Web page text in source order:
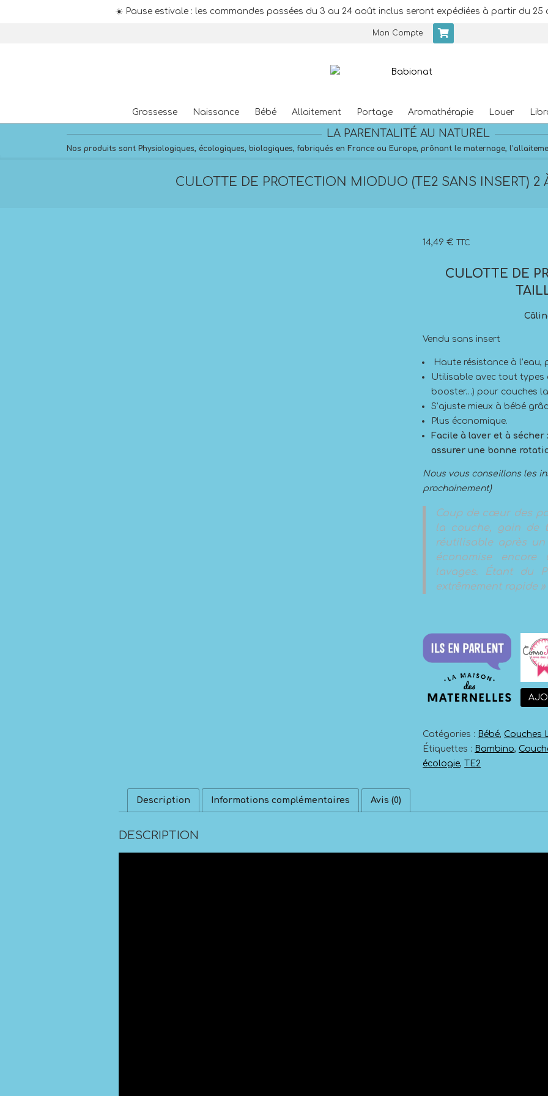
☀️ Pause estivale : les commandes passées du 3 au 24 août inclus seront expédiées à partir du 25
Mon Compte
Primary
Navigation
Menu
Grossesse Naissance Bébé Allaitement Portage Aromathérapie Louer
LA PARENTALITÉ AU NATUREL
Nos produits sont Physiologiques, écologiques, biologiques, fabriqués en France ou Europe, prônant le maternage,
CULOTTE DE PROTECTION MIODUO (TE2 SANS INSERT) 2
14,49€ TTC
CULOTTE DE
Vendu sans insert
Haute résistance à l’eau,
Utilisable avec tout types
booster…) pour couches
S’ajuste mieux à bébé
Plus économique.
Facile à laver et à
assurer une bonne
Nous vous conseillons les
prochainement)
Coup de cœur des
la couche, gain de
réutilisable après
économise
lavages. Étant du
extrêmement rapide »
Catégories : Bébé, Couches
Étiquettes : Bambino,
écologie,TE2
Description Informations complémentaires Avis (0)
DESCRIPTION